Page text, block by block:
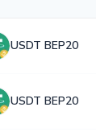
USDT BEP20
USDT BEP20